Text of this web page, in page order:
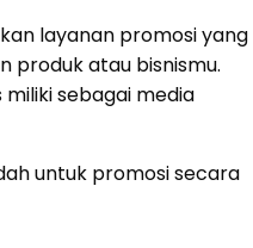
layanan promosi yang
produk atau bisnismu.
sebagai media
untuk promosi secara